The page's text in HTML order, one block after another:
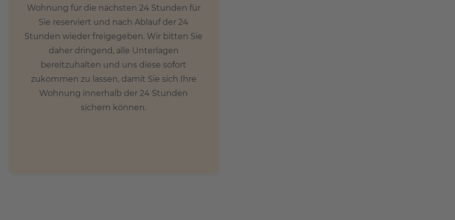
Wohnung für die nächsten 24 Stunden für
Sie reserviert und nach Ablauf der 24
Stunden wieder freigegeben. Wir bitten Sie
daher dringend, alle Unterlagen
bereitzuhalten und uns diese sofort
zukommen zu lassen, damit Sie sich Ihre
Wohnung innerhalb der 24 Stunden
sichern können.